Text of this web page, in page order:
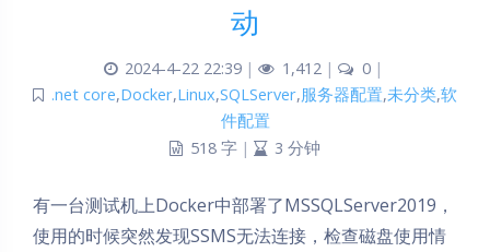
动
2024-4-22 22:39 | 1,412 | 0 |
.net core,Docker,Linux,SQLServer,服务器配置,未分类,软
件配置
518 字 | 3 分钟
有一台测试机上Docker中部署了MSSQLServer2019，
使用的时候突然发现SSMS无法连接，检查磁盘使用情